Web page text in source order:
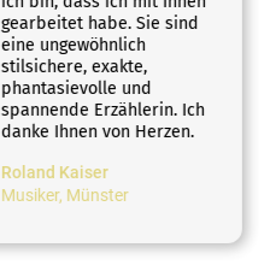
gearbeitet habe. Sie sind
eine ungewöhnlich
stilsichere, exakte,
phantasievolle und
spannende Erzählerin. Ich
danke Ihnen von Herzen.
Roland Kaiser
Musiker, Münster